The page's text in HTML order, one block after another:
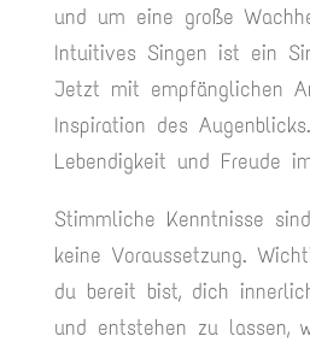
und um eine große
Intuitives Singen ist ein
Jetzt mit empfänglichen
Inspiration des
Lebendigkeit und Freude
Stimmliche Kenntnisse
keine Voraussetzung.
du bereit bist, dich
und entstehen zu lassen,